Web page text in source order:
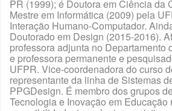
PR (1999); é Doutora em Ciência da
Mestre em Informática (2009) pela
Interação Humano-Computador.
Doutorado em Design (2015-2016).
professora adjunta no Departamento
e professora permanente e
UFPR. Vice-coordenadora do curso
representante da linha de Sistemas
PPGDesign. É membro dos grupos
Tecnologia e Inovação em Educação